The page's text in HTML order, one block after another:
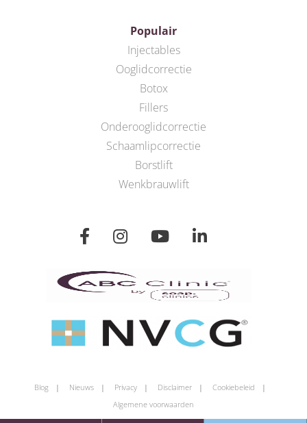
Populair
Injectables
Ooglidcorrectie
Botox
Fillers
Onderooglidcorrectie
Schaamlipcorrectie
Borstlift
Wenkbrauwlift
Blog Nieuws Privacy Disclaimer
Cookiebeleid
Algemene voorwaarden